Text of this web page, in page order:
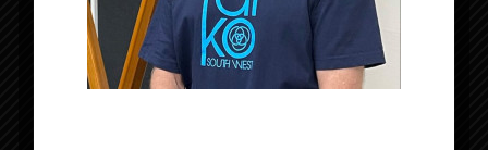
Datum:
4 maart 2023